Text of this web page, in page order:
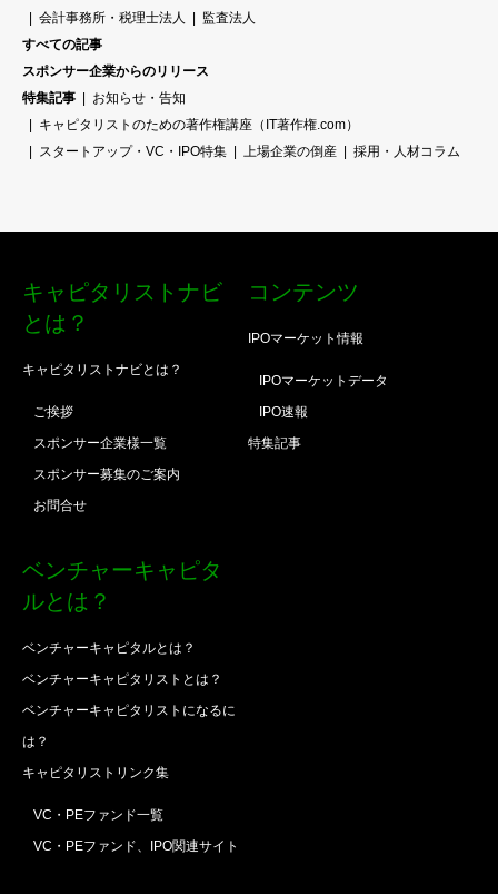
会計事務所・税理士法人
監査法人
すべての記事
スポンサー企業からのリリース
特集記事
お知らせ・告知
キャピタリストのための著作権講座（IT著作権.com）
スタートアップ・VC・IPO特集
上場企業の倒産 採用・人材コラム
キャピタリストナビ
とは？
キャピタリストナビとは？
ご挨拶
スポンサー企業様一覧
スポンサー募集のご案内
お問合せ
コンテンツ
IPOマーケット情報
IPOマーケットデータ
IPO速報
特集記事
ベンチャーキャピタ
ルとは？
ベンチャーキャピタルとは？
ベンチャーキャピタリストとは？
ベンチャーキャピタリストになるに
は？
キャピタリストリンク集
VC・PEファンド一覧
VC・PEファンド、IPO関連サイト